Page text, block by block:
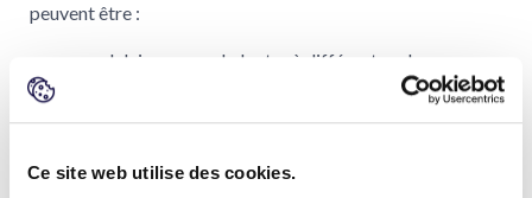
Ce site web utilise des cookies.
peuvent être :
modulaires pour s'adapter à différentes charges.
pliables et emboîtables pour gagner de la place
quand elles ne sont pas utilisées.
L'intégration de technologies avancées dans les